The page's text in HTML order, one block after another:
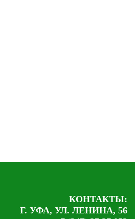
КОНТАКТЫ:
Г. УФА, УЛ. ЛЕНИНА, 56